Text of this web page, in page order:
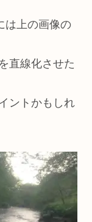
は上の画像の
直線化させた
ントかもしれ